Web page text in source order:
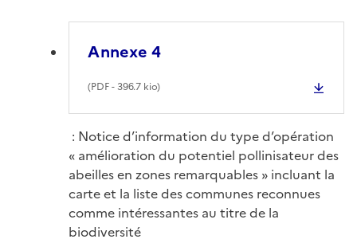
Annexe 4
(PDF- 396.7 kio)
: Notice d’information du type d’opération
« amélioration du potentiel pollinisateur des
abeilles en zones remarquables » incluant la
carte et la liste des communes reconnues
comme intéressantes au titre de la
biodiversité